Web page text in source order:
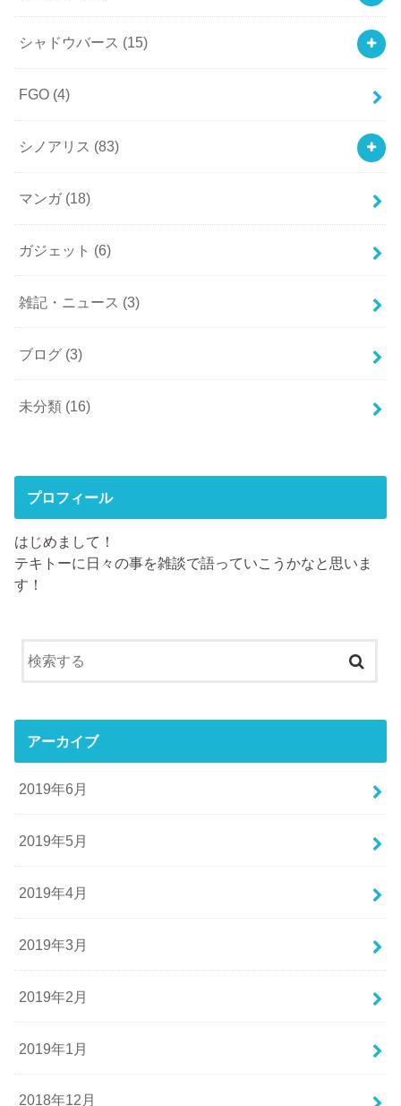
シャドウバース (15)
FGO (4)
シノアリス (83)
マンガ (18)
ガジェット (6)
雑記・ニュース (3)
ブログ (3)
未分類 (16)
プロフィール
はじめまして！
テキトーに日々の事を雑談で語っていこうかなと思いま
す！
アーカイブ
2019年6月
2019年5月
2019年4月
2019年3月
2019年2月
2019年1月
2018年12月